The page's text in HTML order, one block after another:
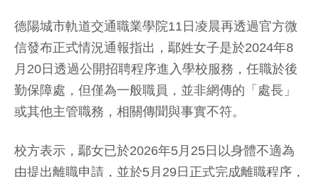
德陽城市軌道交通職業學院11日凌晨再透過官方微
信發布正式情況通報指出，鄢姓女子是於2024年8
月20日透過公開招聘程序進入學校服務，任職於後
勤保障處，但僅為一般職員，並非網傳的「處長」
或其他主管職務，相關傳聞與事實不符。
校方表示，鄢女已於2026年5月25日以身體不適為
由提出離職申請，並於5月29日正式完成離職程序，